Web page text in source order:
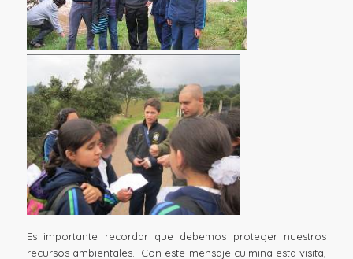
Es importante recordar que debemos proteger nuestros
recursos ambientales. Con este mensaje culmina esta visita,